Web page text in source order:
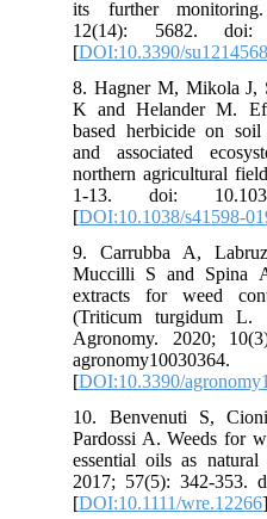
its further
12(14): 5682.
[DOI:10.3390/
8. Hagner M, Mikola
K and Helander M.
based herbicide on
and associated
northern agricultural
1-13. doi:
[DOI:10.1038/
9. Carrubba A,
Muccilli S and
extracts for weed
(Triticum turgidum
Agronomy. 2020;
agronomy10030364.
[DOI:10.3390/
10. Benvenuti S,
Pardossi A. Weeds
essential oils as
2017; 57(5): 342-
[DOI:10.1111/